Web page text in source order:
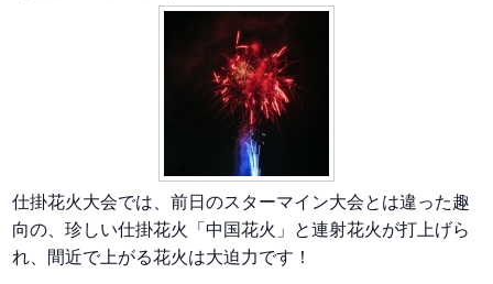
仕掛花火大会では、前日のスターマイン大会とは違った趣
向の、珍しい仕掛花火「中国花火」と連射花火が打上げら
れ、間近で上がる花火は大迫力です！